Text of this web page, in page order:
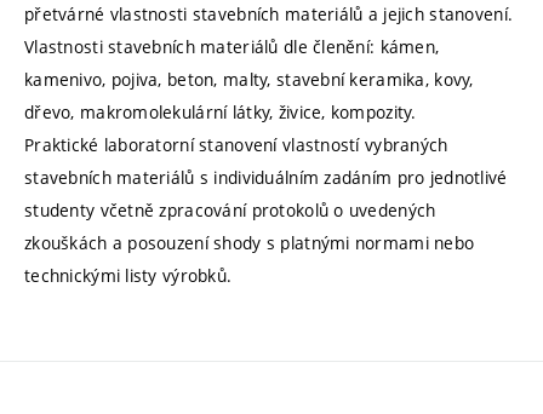
přetvárné vlastnosti stavebních materiálů a jejich stanovení.
Vlastnosti stavebních materiálů dle členění: kámen,
kamenivo, pojiva, beton, malty, stavební keramika, kovy,
dřevo, makromolekulární látky, živice, kompozity.
Praktické laboratorní stanovení vlastností vybraných
stavebních materiálů s individuálním zadáním pro jednotlivé
studenty včetně zpracování protokolů o uvedených
zkouškách a posouzení shody s platnými normami nebo
technickými listy výrobků.